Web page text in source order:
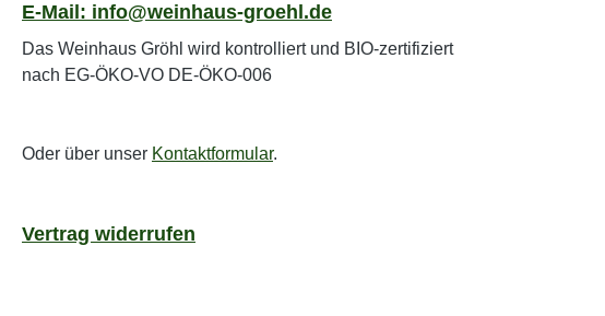
E-Mail: info@weinhaus-groehl.de
Das Weinhaus Gröhl wird kontrolliert und BIO-zertifiziert
nach EG-ÖKO-VO DE-ÖKO-006
Oder über unser Kontaktformular.
Vertrag widerrufen